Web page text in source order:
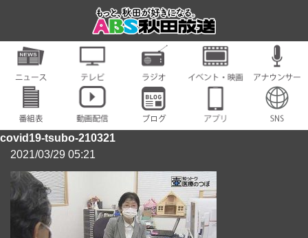
covid19-tsubo-210321
2021/03/29 05:21